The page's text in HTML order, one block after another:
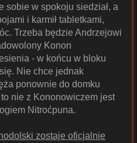
sobie w spokoju siedział, a
i karmił tabletkami,
Trzeba będzie Andrzejowi
Konon
- w końcu w bloku
Nie chce jednak
ponownie do domku
nie z Kononowiczem jest
Nitroćpuna.
zostaje oficjalnie